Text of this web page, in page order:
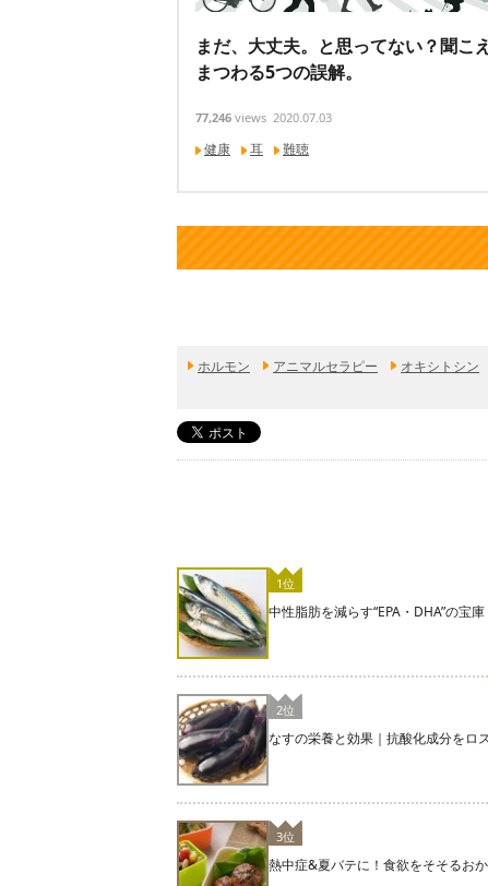
まだ、大丈夫。と思ってない？聞こ
まつわる5つの誤解。
77,246 views 2020.07.03
健康 耳 難聴
ホルモン アニマルセラピー オキシトシン
1位
中性脂肪を減らす“EPA・DHA”の宝
2位
なすの栄養と効果｜抗酸化成分をロ
3位
熱中症&夏バテに！食欲をそそるお